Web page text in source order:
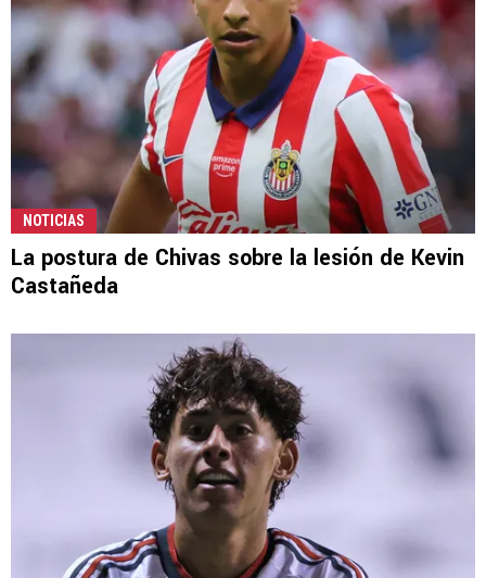
NOTICIAS
La postura de Chivas sobre la lesión de Kevin
Castañeda